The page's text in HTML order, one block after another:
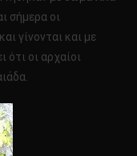
σήμερα οι
γίνονται και με
οι αρχαίοι